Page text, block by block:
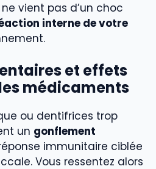
vient pas d’un choc
interne de votre
et effets
médicaments
ou dentifrices trop
un gonflement
immunitaire ciblée
Vous ressentez alors